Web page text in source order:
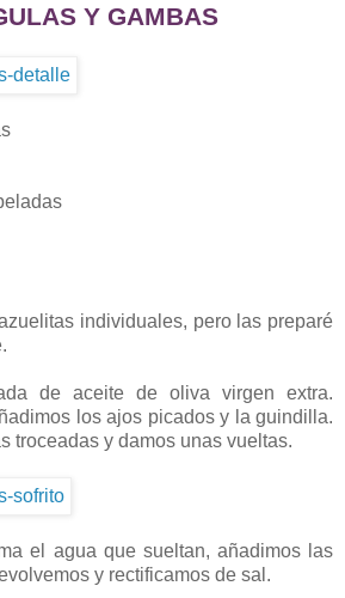
Y GAMBAS
individuales, pero las preparé
de aceite de oliva virgen extra.
los ajos picados y la guindilla.
troceadas y damos unas vueltas.
el agua que sueltan, añadimos las
y rectificamos de sal.